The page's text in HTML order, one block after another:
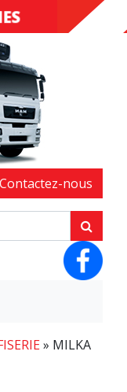
Contactez-nous
» MILKA